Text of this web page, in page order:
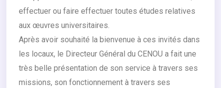
effectuer ou faire effectuer toutes études relatives
aux œuvres universitaires.
Après avoir souhaité la bienvenue à ces invités dans
les locaux, le Directeur Général du CENOU a fait une
très belle présentation de son service à travers ses
missions, son fonctionnement à travers ses